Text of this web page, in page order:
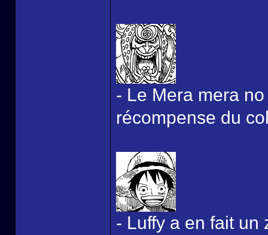
- Le Mera mera
récompense du
- Luffy a en fait